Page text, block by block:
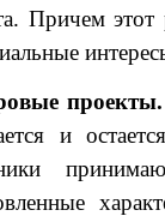
Причем этот
проекты.
и